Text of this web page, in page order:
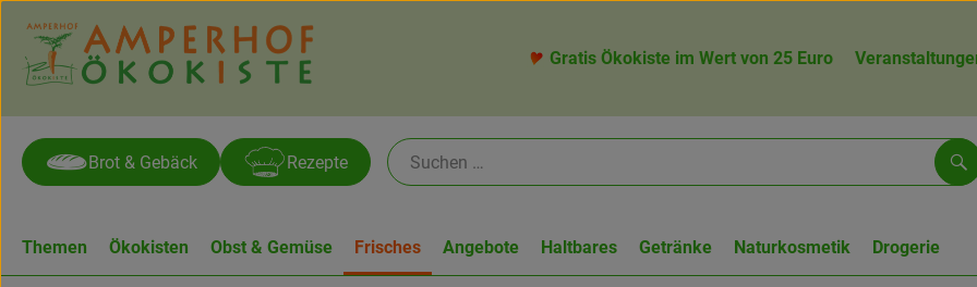
Gratis Ökokiste im Wert von 25 Euro
Brot & Gebäck Rezepte
Themen Ökokisten Obst & Gemüse Frisches Angebote Haltbares Getränke Naturkosmetik Drogerie